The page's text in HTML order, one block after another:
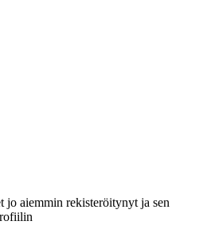
jo aiemmin rekisteröitynyt ja sen